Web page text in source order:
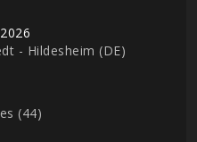
- Hildesheim (DE)
(44)